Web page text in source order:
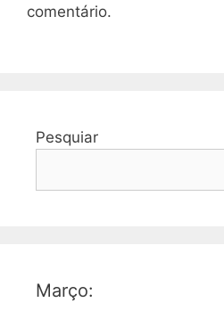
comentário.
Pesquiar
Março: